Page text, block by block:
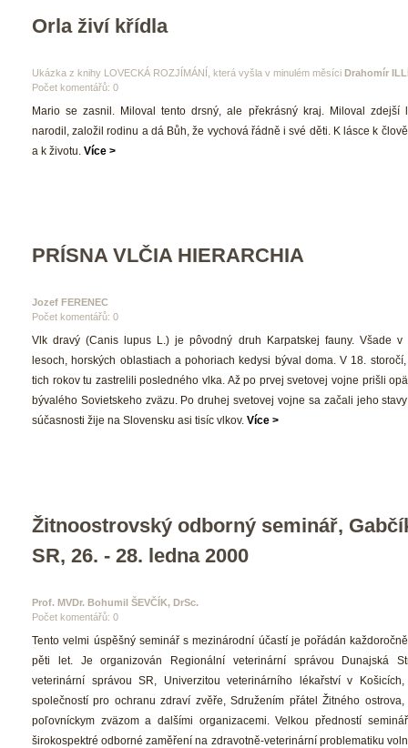
Orla živí křídla
Ukázka z knihy LOVECKÁ ROZJÍMÁNÍ, která vyšla v minulém měsíci Drahomír
Počet komentářů: 0
Mario se zasnil. Miloval tento drsný, ale překrásný kraj. Miloval zdejší
narodil, založil rodinu a dá Bůh, že vychová řádně i své děti. K lásce k
a k životu. Více >
PRÍSNA VLČIA HIERARCHIA
Jozef FERENEC
Počet komentářů: 0
Vlk dravý (Canis lupus L.) je pôvodný druh Karpatskej fauny. Všade v
lesoch, horských oblastiach a pohoriach kedysi býval doma. V 18.
tich rokov tu zastrelili posledného vlka. Až po prvej svetovej vojne prišli
bývalého Sovietskeho zväzu. Po druhej svetovej vojne sa začali jeho
účasnosti žije na Slovensku asi tisíc vlkov. Více >
Žitnoostrovský odborný seminář,
SR, 26. - 28. ledna 2000
Prof. MVDr. Bohumil ŠEVČÍK, DrSc.
Počet komentářů: 0
Tento velmi úspěšný seminář s mezinárodní účastí je pořádán
pěti let. Je organizován Regionální veterinární správou Dunajská
veterinární správou SR, Univerzitou veterinárního lékařství v Košicích,
polečností pro ochranu zdraví zvěře, Sdružením přátel Žitného ostrova,
poľovníckym zväzom a dalšími organizacemi. Velkou předností
širokospektré odborné zaměření na zdravotně-veterinární problematiku